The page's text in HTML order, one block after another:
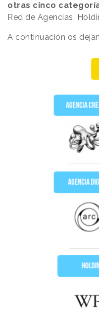
otras cinco
Red de Agencias,
A continuación os